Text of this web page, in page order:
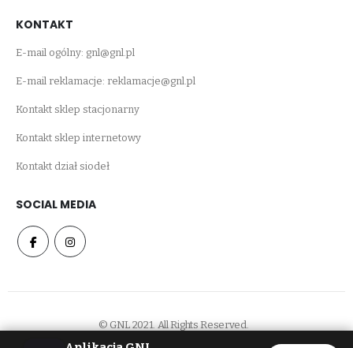
KONTAKT
E-mail ogólny: gnl@gnl.pl
E-mail reklamacje: reklamacje@gnl.pl
Kontakt sklep stacjonarny
Kontakt sklep internetowy
Kontakt dział siodeł
SOCIAL MEDIA
© GNL 2021. All Rights Reserved.